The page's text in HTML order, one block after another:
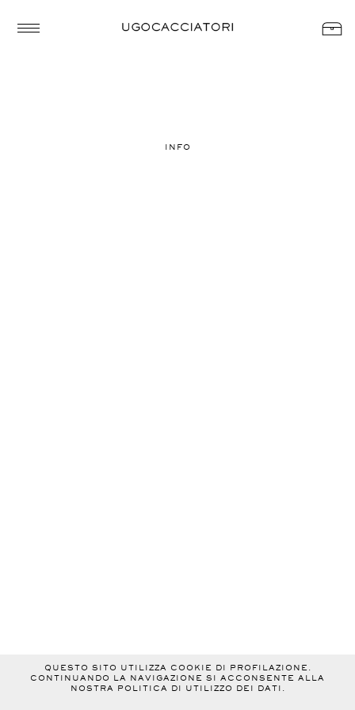
INFO
QUESTO SITO UTILIZZA COOKIE DI PROFILAZIONE.
CONTINUANDO LA NAVIGAZIONE SI ACCONSENTE ALLA
NOSTRA POLITICA DI UTILIZZO DEI DATI.